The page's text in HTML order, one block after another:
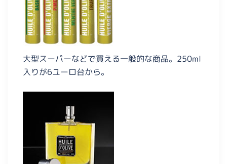
大型スーパーなどで買える一般的な商品。250ml
入りが6ユーロ台から。